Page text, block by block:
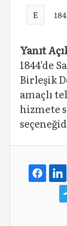
E
Yanıt
1844'de
Birleşik
amaçlı
hizmete